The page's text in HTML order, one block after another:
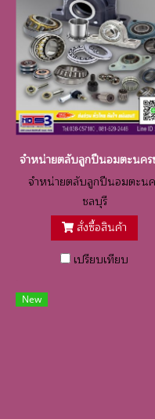
จำหน่ายตลับลูกปืนอมตะนครช
จำหน่ายตลับลูกปืนอมตะน
ชลบุรี
สั่งซื้อสินค้า
เปรียบเทียบ
New